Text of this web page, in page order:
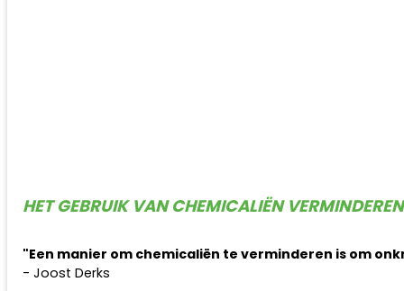
HET GEBRUIK VAN CHEMICALIËN VERMINDEREN
"Een manier om chemicaliën te verminderen is om
- Joost Derks